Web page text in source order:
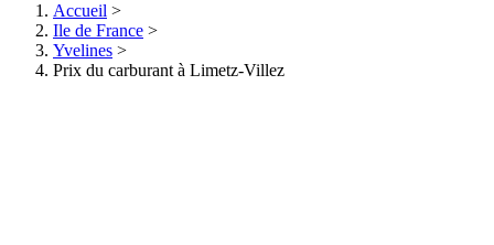
Accueil >
Ile de France >
Yvelines >
Prix du carburant à Limetz-Villez